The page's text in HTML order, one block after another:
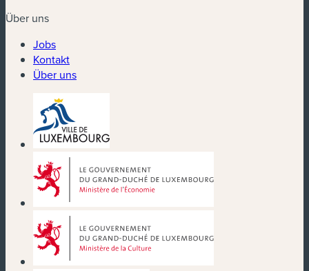
Über uns
Jobs
Kontakt
Über uns